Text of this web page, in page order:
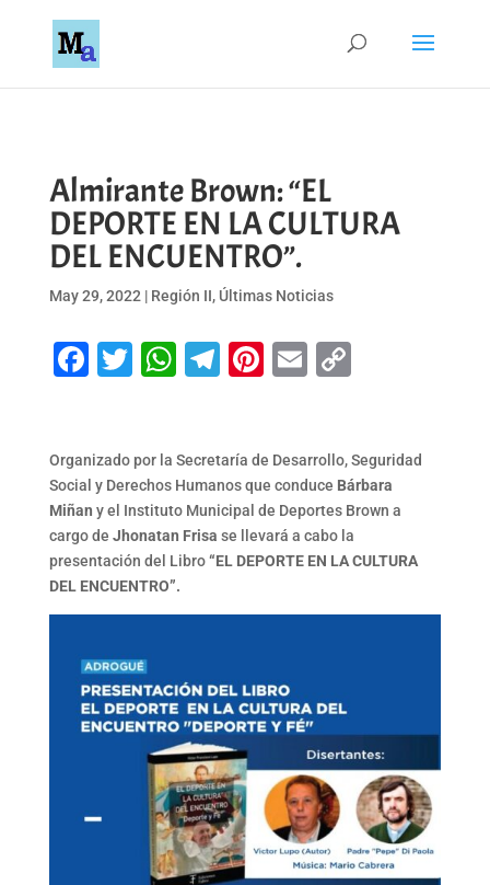
Almirante Brown: “EL
DEPORTE EN LA CULTURA
DEL ENCUENTRO”.
May 29, 2022 | Región II, Últimas Noticias
Facebook
Twitter
WhatsApp
Telegram
Pinterest
EmailCopy
Organizado por la Secretaría de Desarrollo, Seguridad
Social y Derechos Humanos que conduce Bárbara
Miñan y el Instituto Municipal de Deportes Brown a
cargo de Jhonatan Frisa se llevará a cabo la
presentación del Libro“EL DEPORTE EN LA CULTURA
DEL ENCUENTRO”.